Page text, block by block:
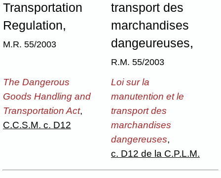
Transportation
Regulation,
M.R. 55/2003
transport des
marchandises
dangeureuses,
R.M. 55/2003
The Dangerous
Goods Handling and
Transportation Act,
C.C.S.M. c. D12
Loi sur la
manutention et le
transport des
marchandises
dangereuses,
c. D12 de la C.P.L.M.